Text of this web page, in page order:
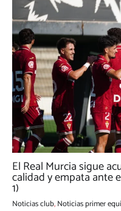
El Real Murcia sigue
calidad y empata ante
1)
Noticias club,Noticias primer